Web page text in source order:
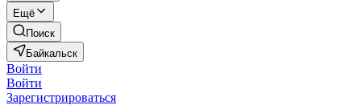
Ещё
Поиск
Байкальск
Войти
Войти
Зарегистрироваться